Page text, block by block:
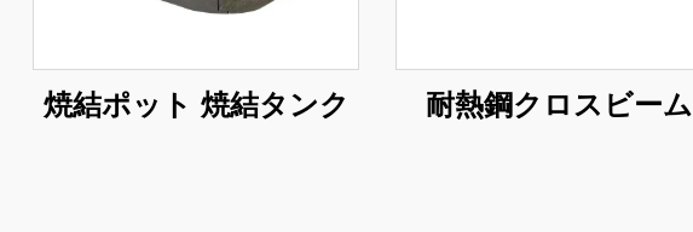
焼結ポット 焼結タンク 耐熱鋼クロスビーム